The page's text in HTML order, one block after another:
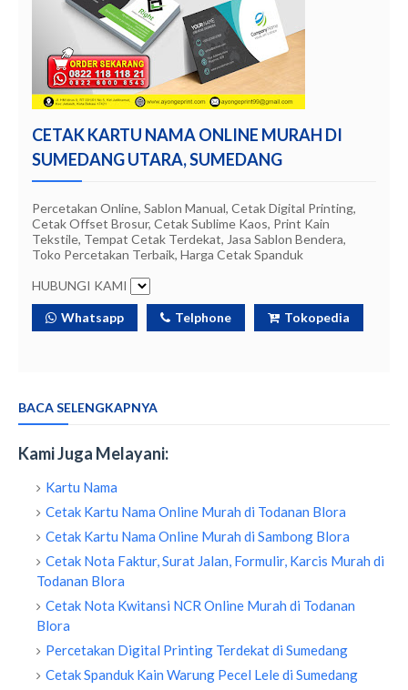
CETAK KARTU NAMA ONLINE MURAH DI
SUMEDANG UTARA, SUMEDANG
Percetakan Online, Sablon Manual, Cetak Digital Printing,
Cetak Offset Brosur, Cetak Sublime Kaos, Print Kain
Tekstile, Tempat Cetak Terdekat, Jasa Sablon Bendera,
Toko Percetakan Terbaik, Harga Cetak Spanduk
HUBUNGI KAMI
Whatsapp Telphone Tokopedia
BACA SELENGKAPNYA
Kami Juga Melayani:
Kartu Nama
Cetak Kartu Nama Online Murah di Todanan Blora
Cetak Kartu Nama Online Murah di Sambong Blora
Cetak Nota Faktur, Surat Jalan, Formulir, Karcis Murah di
Todanan Blora
Cetak Nota Kwitansi NCR Online Murah di Todanan
Blora
Percetakan Digital Printing Terdekat di Sumedang
Cetak Spanduk Kain Warung Pecel Lele di Sumedang